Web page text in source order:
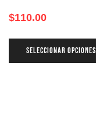
$110.00
SELECCIONAR OPCIONES